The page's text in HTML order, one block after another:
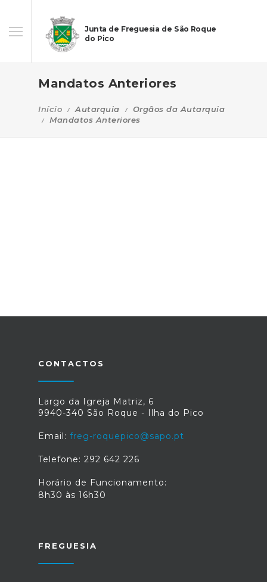
Junta de Freguesia de São Roque
do Pico
Mandatos Anteriores
Início Autarquia
Orgãos da Autarquia
Mandatos Anteriores
CONTACTOS
Largo da Igreja Matriz, 6
9940-340 São Roque - Ilha do Pico
Email: freg-roquepico@sapo.pt
Telefone: 292 642 226
Horário de Funcionamento:
8h30 às 16h30
FREGUESIA